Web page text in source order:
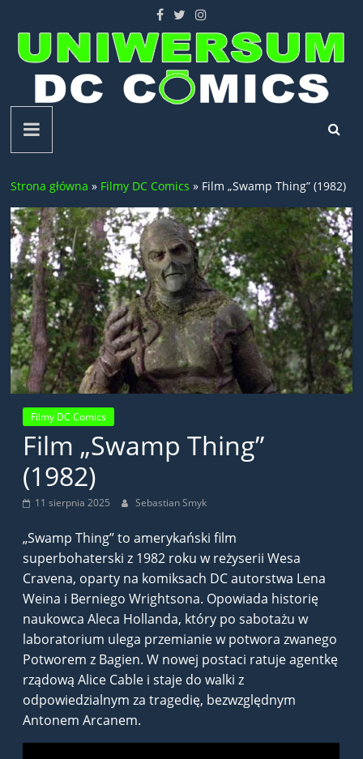
content
Uniwersum
DC
Comics
Strona główna » Filmy DC Comics » Film „Swamp Thing” (1982)
Filmy DC Comics
Film „Swamp Thing”
(1982)
11 sierpnia 2025 Sebastian Smyk
„Swamp Thing” to amerykański film
superbohaterski z 1982 roku w reżyserii Wesa
Cravena, oparty na komiksach DC autorstwa Lena
Weina i Berniego Wrightsona. Opowiada historię
naukowca Aleca Hollanda, który po sabotażu w
laboratorium ulega przemianie w potwora zwanego
Potworem z Bagien. W nowej postaci ratuje agentkę
rządową Alice Cable i staje do walki z
odpowiedzialnym za tragedię, bezwzględnym
Antonem Arcanem.